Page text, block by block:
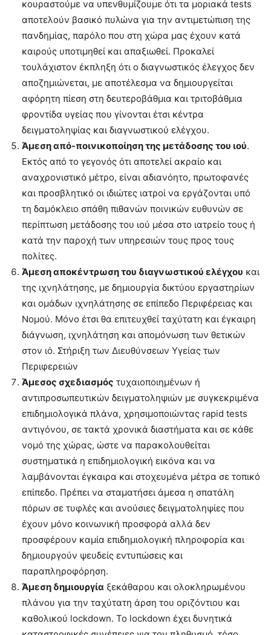
κουραστούμε να υπενθυμίζουμε ότι τα μοριακά tests
αποτελούν βασικό πυλώνα για την αντιμετώπιση της
πανδημίας, παρόλο που στη χώρα μας έχουν κατά
καιρούς υποτιμηθεί και απαξιωθεί. Προκαλεί
τουλάχιστον έκπληξη ότι ο διαγνωστικός έλεγχος δεν
αποζημιώνεται, με αποτέλεσμα να δημιουργείται
αφόρητη πίεση στη δευτεροβάθμια και τριτοβάθμια
φροντίδα υγείας που γίνονται έτσι κέντρα
δειγματοληψίας και διαγνωστικού ελέγχου.
Άμεση από-ποινικοποίηση της μετάδοσης του ιού.
Εκτός από το γεγονός ότι αποτελεί ακραίο και
αναχρονιστικό μέτρο, είναι αδιανόητο, πρωτοφανές
και προσβλητικό οι ιδιώτες ιατροί να εργάζονται υπό
τη δαμόκλειο σπάθη πιθανών ποινικών ευθυνών σε
περίπτωση μετάδοσης του ιού μέσα στο ιατρείο τους ή
κατά την παροχή των υπηρεσιών τους προς τους
πολίτες.
Άμεση αποκέντρωση του διαγνωστικού ελέγχου και
της ιχνηλάτησης, με δημιουργία δικτύου εργαστηρίων
και ομάδων ιχνηλάτησης σε επίπεδο Περιφέρειας και
Νομού. Μόνο έτσι θα επιτευχθεί ταχύτατη και έγκαιρη
διάγνωση, ιχνηλάτηση και απομόνωση των θετικών
στον ιό. Στήριξη των Διευθύνσεων Υγείας των
Περιφερειών
Άμεσος σχεδιασμός τυχαιοποιημένων ή
αντιπροσωπευτικών δειγματοληψιών με συγκεκριμένα
επιδημιολογικά πλάνα, χρησιμοποιώντας rapid tests
αντιγόνου, σε τακτά χρονικά διαστήματα και σε κάθε
νομό της χώρας, ώστε να παρακολουθείται
συστηματικά η επιδημιολογική εικόνα και να
λαμβάνονται έγκαιρα και στοχευμένα μέτρα σε τοπικό
επίπεδο. Πρέπει να σταματήσει άμεσα η σπατάλη
πόρων σε τυφλές και ανούσιες δειγματοληψίες που
έχουν μόνο κοινωνική προσφορά αλλά δεν
προσφέρουν καμία επιδημιολογική πληροφορία και
δημιουργούν ψευδείς εντυπώσεις και
παραπληροφόρηση.
Άμεση δημιουργία ξεκάθαρου και ολοκληρωμένου
πλάνου για την ταχύτατη άρση του οριζόντιου και
καθολικού lockdown. Το lockdown έχει δυνητικά